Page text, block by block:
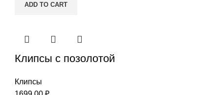
ADD TO CART
Клипсы с позолотой
Клипсы